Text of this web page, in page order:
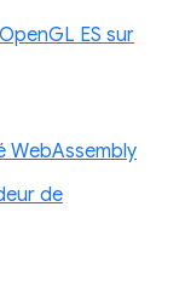
ES sur
WebAssembly
de